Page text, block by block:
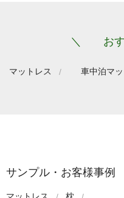
＼ おす
マットレス 車中泊マッ
サンプル・お客様事例